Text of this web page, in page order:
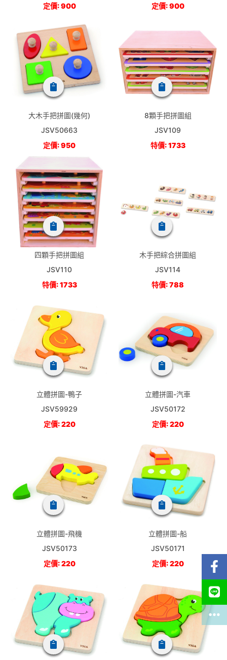
定價: 900
定價: 900
大木手把拼圖(幾何)
JSV50663
定價: 950
8顆手把拼圖組
JSV109
特價: 1733
四顆手把拼圖組
JSV110
特價: 1733
木手把綜合拼圖組
JSV114
特價: 788
立體拼圖-鴨子
JSV59929
定價: 220
立體拼圖-汽車
JSV50172
定價: 220
立體拼圖-飛機
JSV50173
定價: 220
立體拼圖-船
JSV50171
定價: 220